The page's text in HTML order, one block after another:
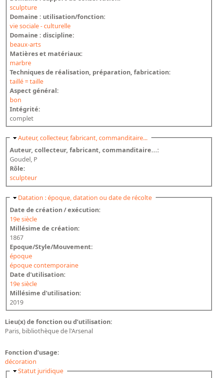
sculpture
Domaine : utilisation/fonction:
vie sociale - culturelle
Domaine : discipline:
beaux-arts
Matières et matériaux:
marbre
Techniques de réalisation, préparation, fabrication:
taillé = taille
Aspect général:
bon
Intégrité:
complet
Masquer
Auteur, collecteur, fabricant, commanditaire...
Auteur, collecteur, fabricant, commanditaire...:
Goudel, P
Rôle:
sculpteur
Masquer
Datation : époque, datation ou date de récolte
Date de création / exécution:
19e siècle
Millésime de création:
1867
Epoque/Style/Mouvement:
époque
époque contemporaine
Date d'utilisation:
19e siècle
Millésime d'utilisation:
2019
Lieu(x) de fonction ou d’utilisation:
Paris, bibliothèque de l'Arsenal
Fonction d’usage:
décoration
Masquer
Statut juridique